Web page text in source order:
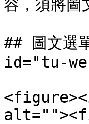
容，須將
## 圖文
id="tu-